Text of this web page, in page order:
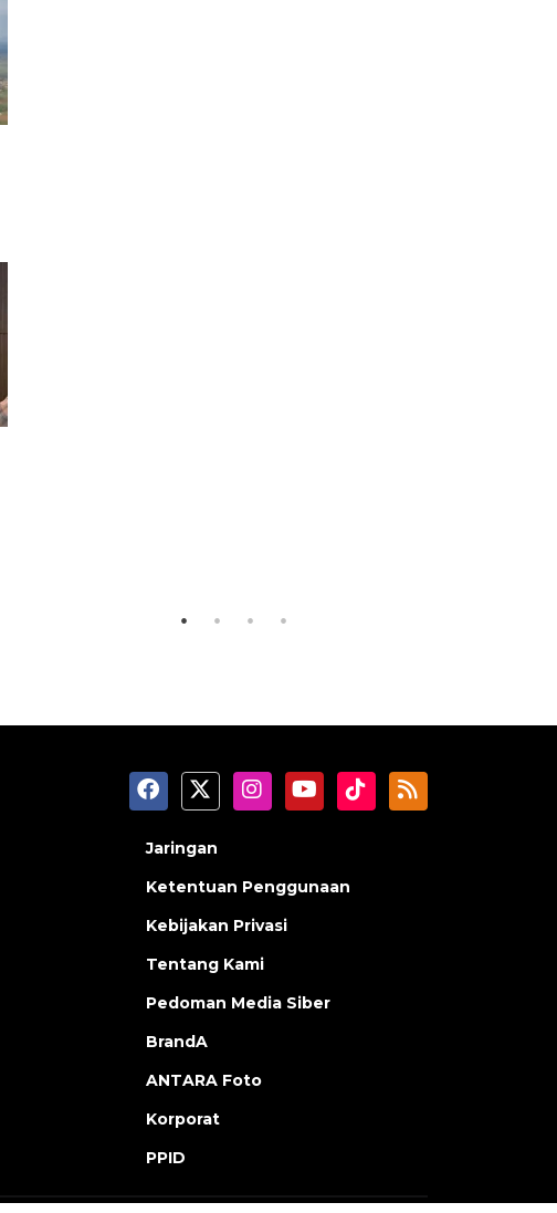
Jaringan
Ketentuan Penggunaan
Kebijakan Privasi
Tentang Kami
Pedoman Media Siber
BrandA
ANTARA Foto
Korporat
PPID